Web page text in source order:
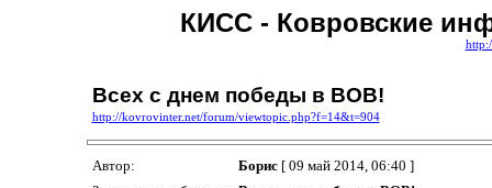
КИСС - Ковровские
Всех с днем победы в ВОВ!
http://kovrovinter.net/forum/viewtopic.php?f=14&t=904
Автор: Борис[ 09 май 2014, 06:40 ]